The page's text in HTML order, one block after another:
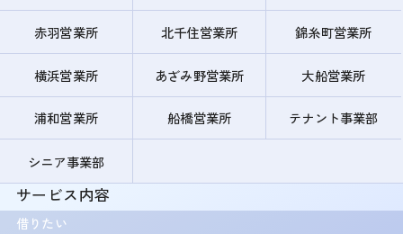
赤羽営業所 北千住営業所 錦糸町営業所
横浜営業所 あざみ野営業所 大船営業所
浦和営業所 船橋営業所 テナント事業部
シニア事業部
サービス内容
借りたい